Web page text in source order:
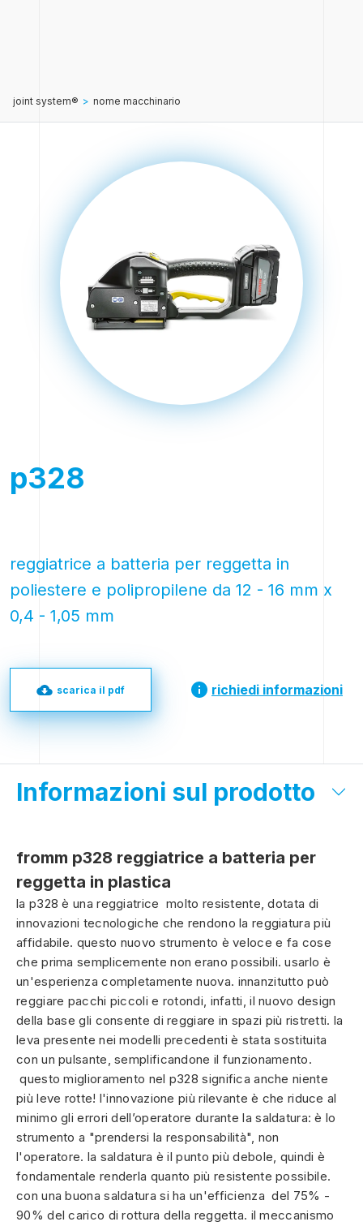
joint system® > nome macchinario
p328
reggiatrice a batteria per reggetta in
poliestere e polipropilene da 12 - 16 mm x
0,4 - 1,05 mm
scarica il pdf richiedi informazioni
Informazioni sul prodotto
fromm p328 reggiatrice a batteria per
reggetta in plastica
la p328 è una reggiatrice molto resistente, dotata di
innovazioni tecnologiche che rendono la reggiatura più
affidabile. questo nuovo strumento è veloce e fa cose
che prima semplicemente non erano possibili. usarlo è
un'esperienza completamente nuova. innanzitutto può
reggiare pacchi piccoli e rotondi, infatti, il nuovo design
della base gli consente di reggiare in spazi più ristretti. la
leva presente nei modelli precedenti è stata sostituita
con un pulsante, semplificandone il funzionamento.
questo miglioramento nel p328 significa anche niente
più leve rotte! l'innovazione più rilevante è che riduce al
minimo gli errori dell’operatore durante la saldatura: è lo
strumento a "prendersi la responsabilità", non
l'operatore. la saldatura è il punto più debole, quindi è
fondamentale renderla quanto più resistente possibile.
con una buona saldatura si ha un'efficienza del 75% -
90% del carico di rottura della reggetta. il meccanismo